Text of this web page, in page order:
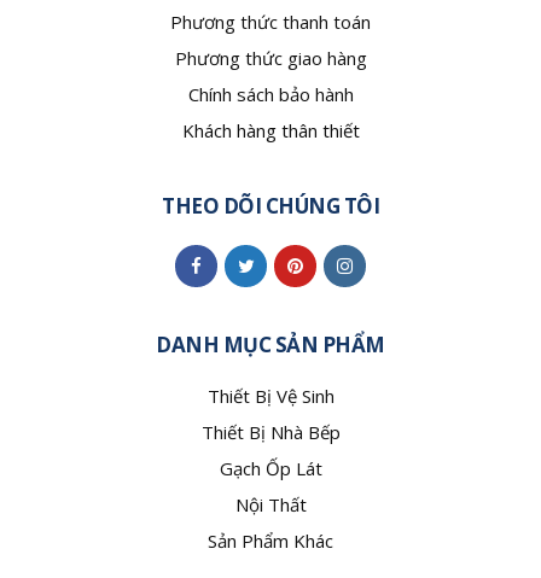
Phương thức thanh toán
Phương thức giao hàng
Chính sách bảo hành
Khách hàng thân thiết
THEO DÕI CHÚNG TÔI
DANH MỤC SẢN PHẨM
Thiết Bị Vệ Sinh
Thiết Bị Nhà Bếp
Gạch Ốp Lát
Nội Thất
Sản Phẩm Khác